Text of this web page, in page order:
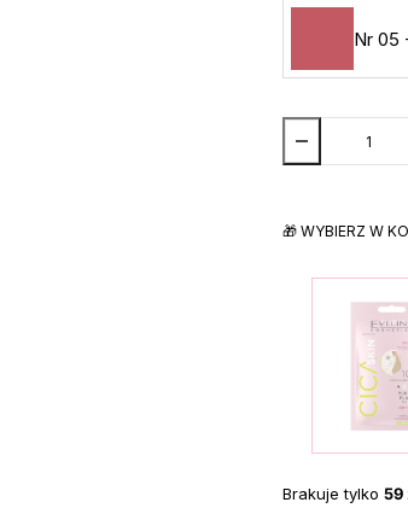
Nr 05
🎁 WYBIERZ W
Brakuje tylko 59